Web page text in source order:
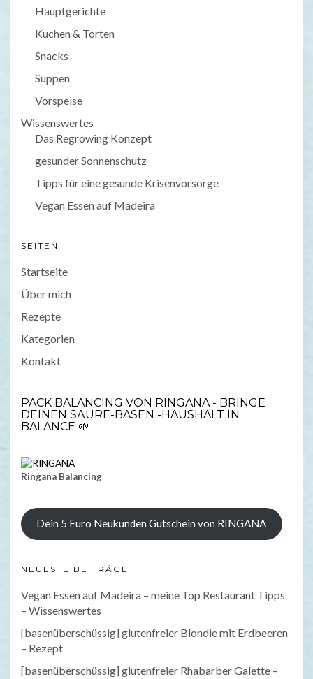
Hauptgerichte
Kuchen & Torten
Snacks
Suppen
Vorspeise
Wissenswertes
Das Regrowing Konzept
gesunder Sonnenschutz
Tipps für eine gesunde Krisenvorsorge
Vegan Essen auf Madeira
SEITEN
Startseite
Über mich
Rezepte
Kategorien
Kontakt
PACK BALANCING VON RINGANA - BRINGE
DEINEN SÄURE-BASEN -HAUSHALT IN
BALANCE 🌱
Ringana Balancing
Dein 5 Euro Neukunden Gutschein von RINGANA
NEUESTE BEITRÄGE
Vegan Essen auf Madeira – meine Top Restaurant Tipps
– Wissenswertes
[basenüberschüssig] glutenfreier Blondie mit Erdbeeren
– Rezept
[basenüberschüssig] glutenfreier Rhabarber Galette –